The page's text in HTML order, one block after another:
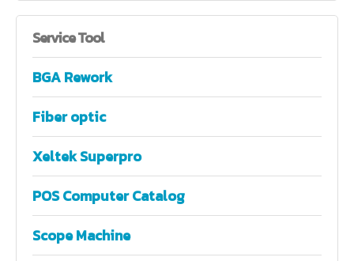
ServiceTool
BGA Rework
Fiber optic
Xeltek Superpro
POS Computer Catalog
Scope Machine